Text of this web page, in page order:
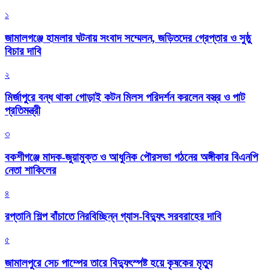
১
জামালগঞ্জে হামলার ঘটনায় সংবাদ সম্মেলন, জড়িতদের গ্রেপ্তার ও সুষ্ঠু
বিচার দাবি
২
মির্জাপুরে বন্ধ থাকা গোড়াই কটন মিলস পরিদর্শন করলেন বস্ত্র ও পাট
প্রতিমন্ত্রী
৩
বকশীগঞ্জে মাদক-জুয়ামুক্ত ও আধুনিক পৌরসভা গঠনের অঙ্গীকার বিএনপি
নেতা শাকিলের
৪
রপ্তানি শিল্প বাঁচাতে নিরবিচ্ছিন্ন গ্যাস-বিদ্যুৎ সরবরাহের দাবি
৫
জামালপুরে সেচ পাম্পের তারে বিদ্যুৎস্পষ্ট হয়ে কৃষকের মৃত্যু